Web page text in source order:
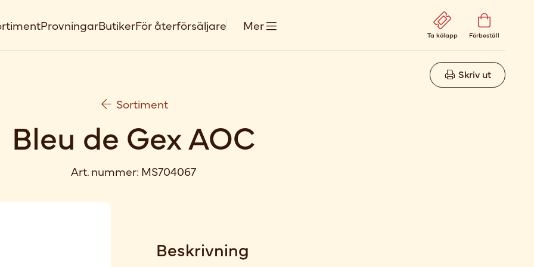
ProvningarButikerFör återförsäljare Mer
Ta kölapp Förbeställ
Skriv ut
Sortiment
Bleu de Gex AOC
Art. nummer: MS704067
Beskrivning